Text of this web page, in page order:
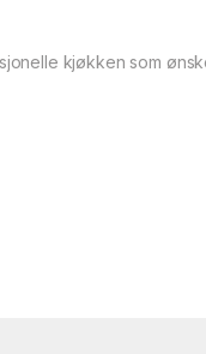
kjøkken som